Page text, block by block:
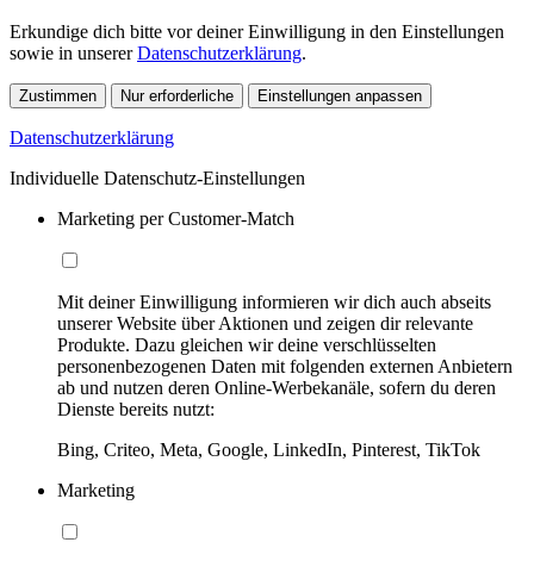
Erkundige dich bitte vor deiner Einwilligung in den Einstellungen
sowie in unsererDatenschutzerklärung.
Zustimmen Nur erforderliche Einstellungen anpassen
Datenschutzerklärung
Individuelle Datenschutz-Einstellungen
Marketing per Customer-Match
Mit deiner Einwilligung informieren wir dich auch abseits
unserer Website über Aktionen und zeigen dir relevante
Produkte. Dazu gleichen wir deine verschlüsselten
personenbezogenen Daten mit folgenden externen Anbietern
ab und nutzen deren Online-Werbekanäle, sofern du deren
Dienste bereits nutzt:
Bing, Criteo, Meta, Google, LinkedIn, Pinterest, TikTok
Marketing